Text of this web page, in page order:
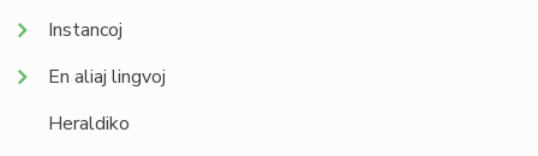
Instancoj
En aliaj lingvoj
Heraldiko